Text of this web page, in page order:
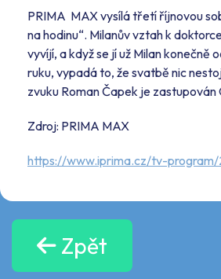
PRIMA MAX vysílá třetí říjnovou
na hodinu“. Milanův vztah k
vyvíjí, a když se jí už Milan konečně
ruku, vypadá to, že svatbě nic
zvuku Roman Čapek je zastupován
Zdroj: PRIMA MAX
https://www.iprima.cz/tv-program/
Zpět